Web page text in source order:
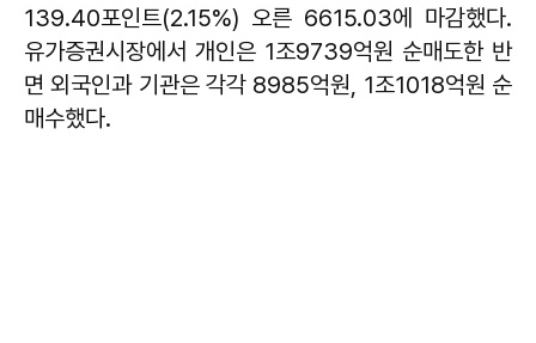
139.40포인트(2.15%) 오른 6615.03에 마감했다.
유가증권시장에서 개인은 1조9739억원 순매도한 반
면 외국인과 기관은 각각 8985억원, 1조1018억원 순
매수했다.